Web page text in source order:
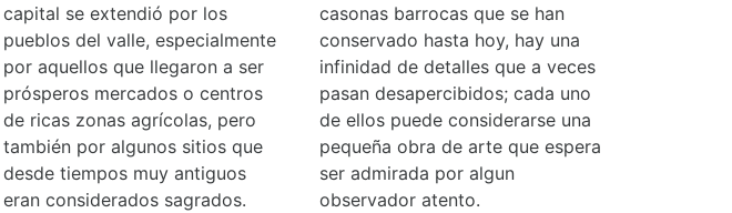
capital se extendió por los
pueblos del valle, especialmente
por aquellos que llegaron a ser
prósperos mercados o centros
de ricas zonas agrícolas, pero
también por algunos sitios que
desde tiempos muy antiguos
eran considerados sagrados.
casonas barrocas que se han
conservado hasta hoy, hay una
infinidad de detalles que a veces
pasan desapercibidos; cada uno
de ellos puede considerarse una
pequeña obra de arte que espera
ser admirada por algun
observador atento.